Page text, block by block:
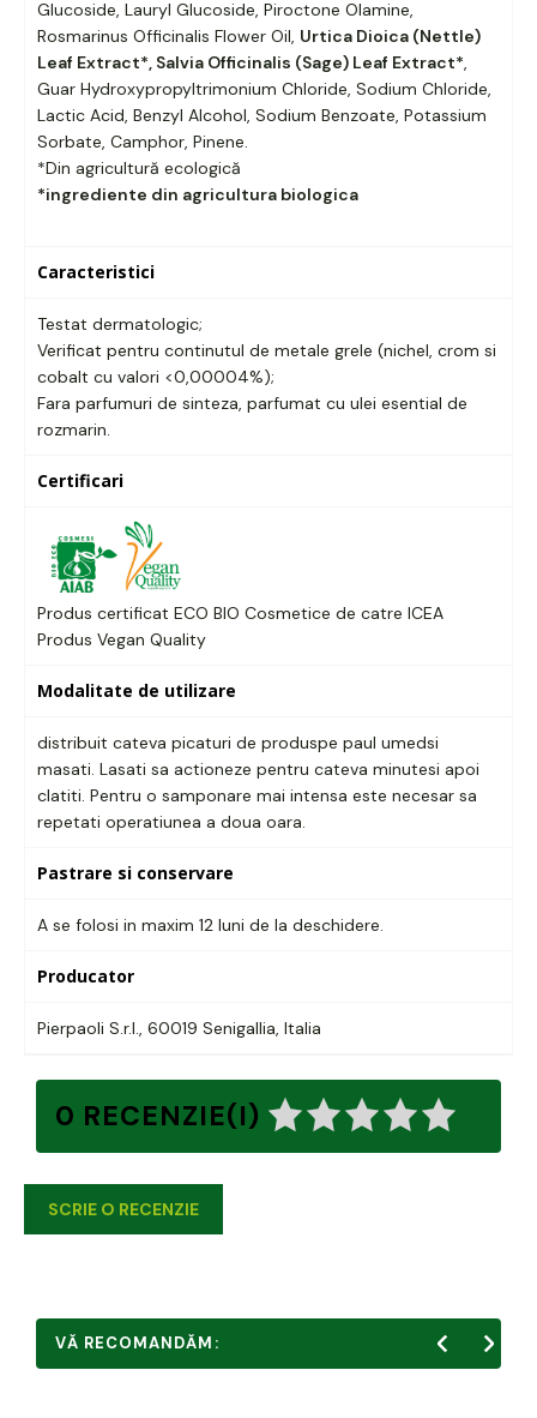
Glucoside, Lauryl Glucoside, Piroctone Olamine,
Rosmarinus Officinalis Flower Oil, Urtica Dioica (Nettle)
Leaf Extract*, Salvia Officinalis (Sage) Leaf Extract*,
Guar Hydroxypropyltrimonium Chloride, Sodium Chloride,
Lactic Acid, Benzyl Alcohol, Sodium Benzoate, Potassium
Sorbate, Camphor, Pinene.
*Din agricultură ecologică
*ingrediente din agricultura biologica
Caracteristici
Testat dermatologic;
Verificat pentru continutul de metale grele (nichel, crom si
cobalt cu valori <0,00004%);
Fara parfumuri de sinteza, parfumat cu ulei esential de
rozmarin.
Certificari
Produs certificat ECO BIO Cosmetice de catre ICEA
Produs Vegan Quality
Modalitate de utilizare
distribuit cateva picaturi de produspe paul umedsi
masati. Lasati sa actioneze pentru cateva minutesi apoi
clatiti. Pentru o samponare mai intensa este necesar sa
repetati operatiunea a doua oara.
Pastrare si conservare
A se folosi in maxim 12 luni de la deschidere.
Producator
Pierpaoli S.r.l., 60019 Senigallia, Italia
0 RECENZIE(I)
SCRIE O RECENZIE
VĂ RECOMANDĂM: